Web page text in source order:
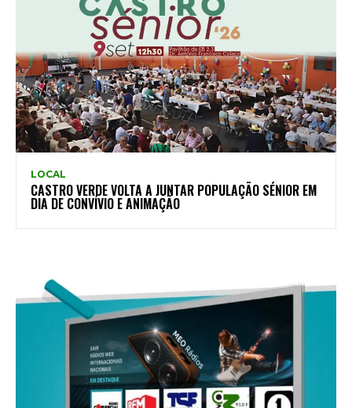
LOCAL
CASTRO VERDE VOLTA A JUNTAR POPULAÇÃO SÉNIOR EM
DIA DE CONVÍVIO E ANIMAÇÃO